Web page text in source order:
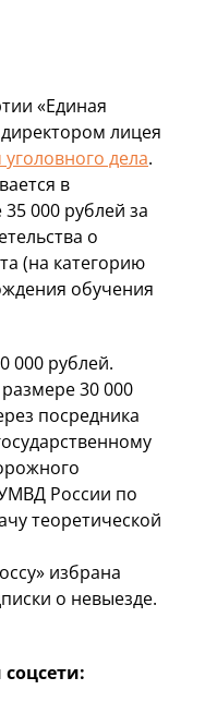
«Единая
лицея
дела.
в
000 рублей за
о
(на категорию
обучения
000 рублей.
30 000
посредника
России по
теоретической
избрана
о невыезде.